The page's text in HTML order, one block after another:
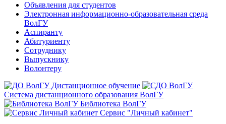
Объявления для студентов
Электронная информационно-образовательная среда
ВолГУ
Аспиранту
Абитуриенту
Сотруднику
Выпускнику
Волонтеру
Дистанционное обучение
Система дистанционного образования ВолГУ
Библиотека ВолГУ
Сервис "Личный кабинет"